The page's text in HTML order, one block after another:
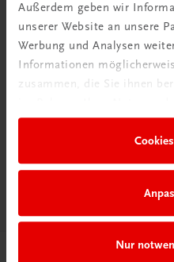
Außerdem geben wir
unserer Website an unsere
Werbung und Analysen
Informationen
zusammen, die Sie ihnen
Nur
Neu in der DigiBox
Das „Digitale
Klassenzimmer“
Mehr dazu